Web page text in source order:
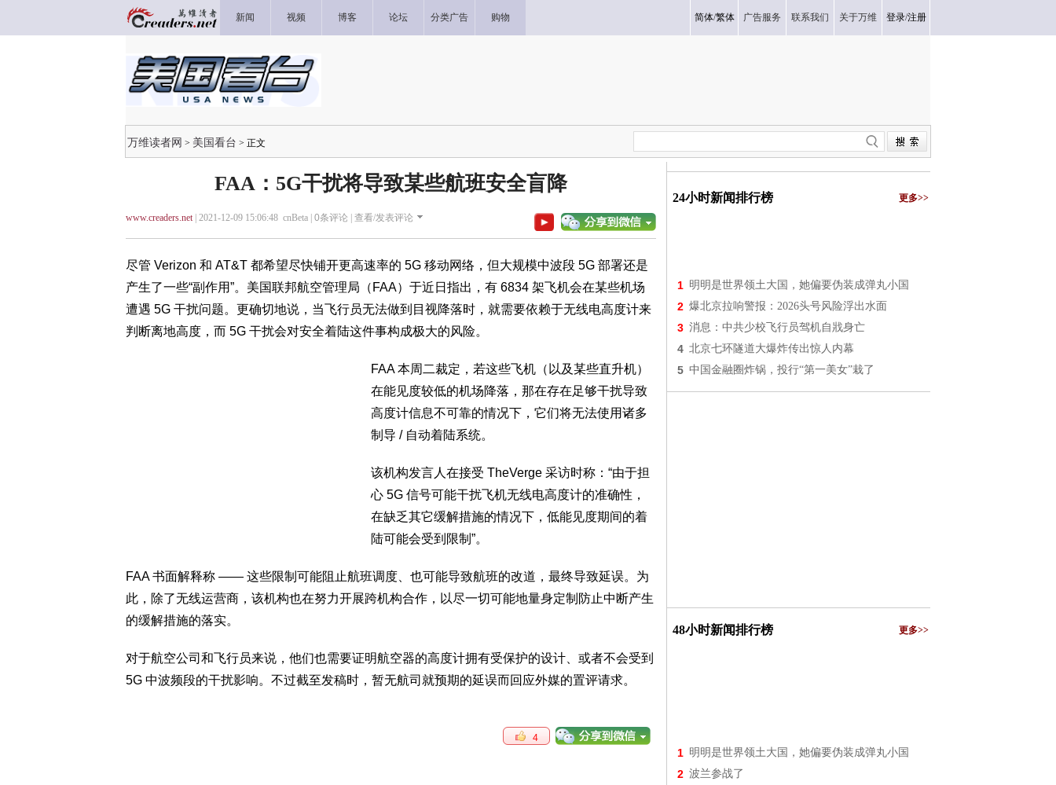
新闻 视频 博客 论坛 分类广告 购物 简体/繁体 广告服务 联系我们 关于万维 登录/注册
万维读者网 > 美国看台 > 正文
FAA：5G干扰将导致某些航班安全盲降
www.creaders.net| 2021-12-09 15:06:48 cnBeta | 0条评论 | 查看/发表评论
尽管 Verizon 和 AT&T 都希望尽快铺开更高速率的 5G 移动网络，但大规模中波段 5G 部署还是
产生了一些“副作用”。美国联邦航空管理局（FAA）于近日指出，有 6834 架飞机会在某些机场
遭遇 5G 干扰问题。更确切地说，当飞行员无法做到目视降落时，就需要依赖于无线电高度计来
判断离地高度，而 5G 干扰会对安全着陆这件事构成极大的风险。
FAA 本周二裁定，若这些飞机（以及某些直升机）
在能见度较低的机场降落，那在存在足够干扰导致
高度计信息不可靠的情况下，它们将无法使用诸多
制导 / 自动着陆系统。
该机构发言人在接受 TheVerge 采访时称：“由于担
心 5G 信号可能干扰飞机无线电高度计的准确性，
在缺乏其它缓解措施的情况下，低能见度期间的着
陆可能会受到限制”。
FAA 书面解释称 —— 这些限制可能阻止航班调度、也可能导致航班的改道，最终导致延误。为
此，除了无线运营商，该机构也在努力开展跨机构合作，以尽一切可能地量身定制防止中断产生
的缓解措施的落实。
对于航空公司和飞行员来说，他们也需要证明航空器的高度计拥有受保护的设计、或者不会受到
5G 中波频段的干扰影响。不过截至发稿时，暂无航司就预期的延误而回应外媒的置评请求。
4
24小时新闻排行榜 更多>>
1 明明是世界领土大国，她偏要伪装成弹丸小国
2 爆北京拉响警报：2026头号风险浮出水面
3 消息：中共少校飞行员驾机自戕身亡
4 北京七环隧道大爆炸传出惊人内幕
5 中国金融圈炸锅，投行“第一美女”栽了
48小时新闻排行榜 更多>>
1 明明是世界领土大国，她偏要伪装成弹丸小国
2 波兰参战了